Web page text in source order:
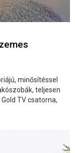
minősítéssel
teljesen
TV csatorna,